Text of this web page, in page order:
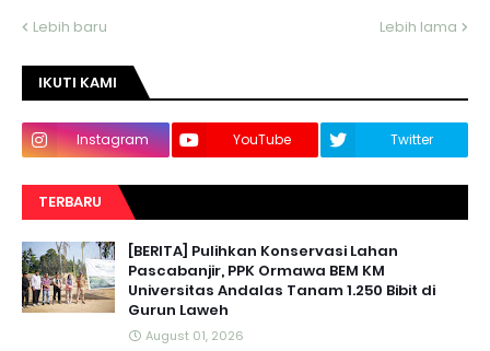
Lebih baru Lebih lama
IKUTI KAMI
Instagram YouTube Twitter
TERBARU
[BERITA] Pulihkan Konservasi Lahan
Pascabanjir, PPK Ormawa BEM KM
Universitas Andalas Tanam 1.250 Bibit di
Gurun Laweh
August 01, 2026